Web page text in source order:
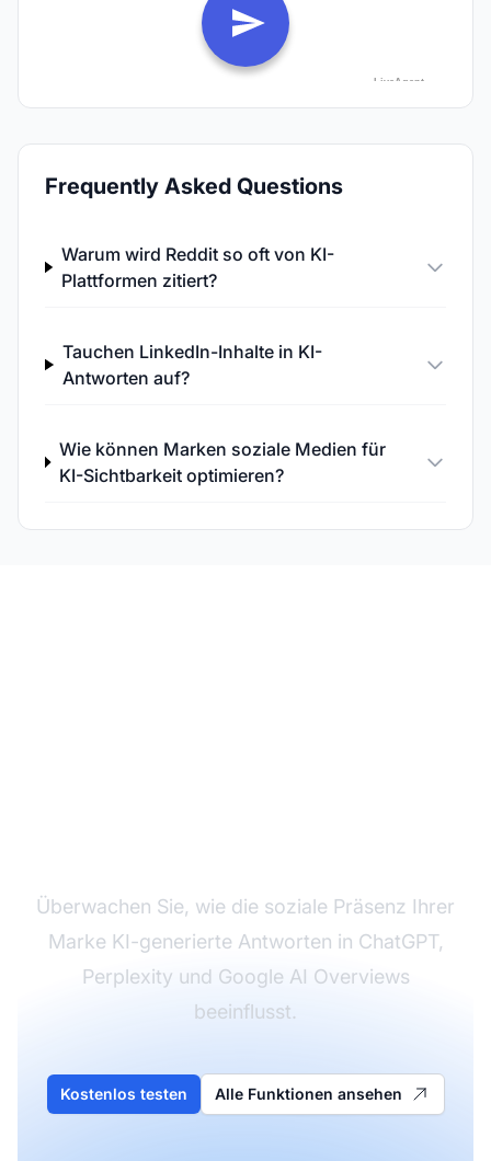
Frequently Asked Questions
Warum wird Reddit so oft von KI-
Plattformen zitiert?
Tauchen LinkedIn-Inhalte in KI-
Antworten auf?
Wie können Marken soziale Medien für
KI-Sichtbarkeit optimieren?
Überwachen Sie, wie die soziale Präsenz Ihrer
Marke KI-generierte Antworten in ChatGPT,
Perplexity und Google AI Overviews
beeinflusst.
Kostenlos testen Alle Funktionen ansehen